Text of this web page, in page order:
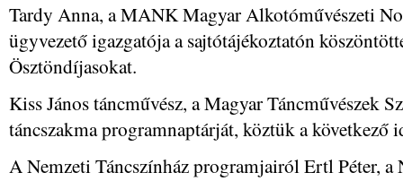
Tardy Anna, a MANK Magyar Alkotóművészeti
ügyvezető igazgatója a sajtótájékoztatón
Ösztöndíjasokat.
Kiss János táncművész, a Magyar Táncművészek
táncszakma programnaptárját, köztük a következő
A Nemzeti Táncszínház programjairól Ertl Péter, a